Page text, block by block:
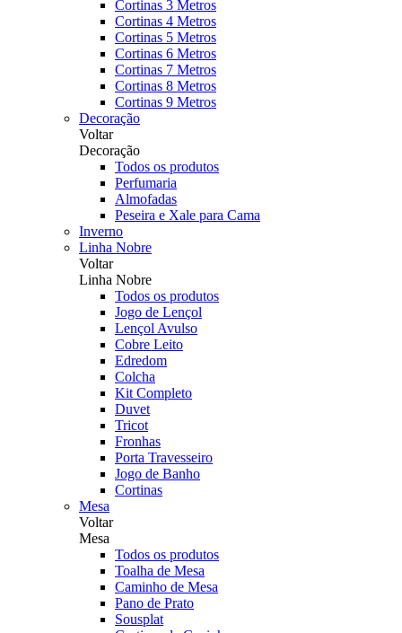
Cortinas 3 Metros
Cortinas 4 Metros
Cortinas 5 Metros
Cortinas 6 Metros
Cortinas 7 Metros
Cortinas 8 Metros
Cortinas 9 Metros
Decoração
Voltar
Decoração
Todos os produtos
Perfumaria
Almofadas
Peseira e Xale para Cama
Inverno
Linha Nobre
Voltar
Linha Nobre
Todos os produtos
Jogo de Lençol
Lençol Avulso
Cobre Leito
Edredom
Colcha
Kit Completo
Duvet
Tricot
Fronhas
Porta Travesseiro
Jogo de Banho
Cortinas
Mesa
Voltar
Mesa
Todos os produtos
Toalha de Mesa
Caminho de Mesa
Pano de Prato
Sousplat